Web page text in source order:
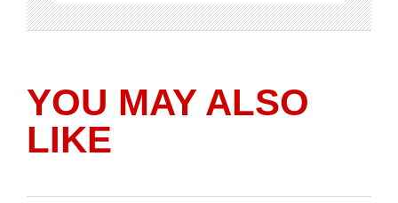
YOU MAY ALSO
LIKE